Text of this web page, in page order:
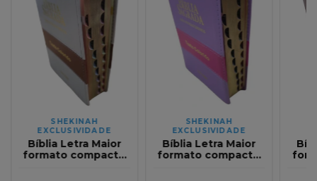
SHEKINAH
EXCLUSIVIDADE
Bíblia Letra Maior
formato compacto
SHEKINAH
EXCLUSIVIDADE
Bíblia Letra Maior
formato compacto